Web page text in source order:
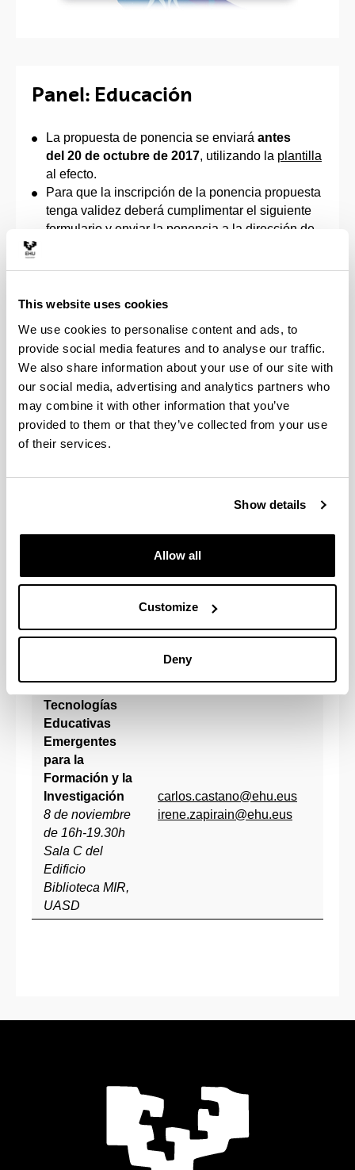
This website uses cookies
We use cookies to personalise content and ads, to
provide social media features and to analyse our traffic.
We also share information about your use of our site with
our social media, advertising and analytics partners who
may combine it with other information that you’ve
provided to them or that they’ve collected from your use
of their services.
Show details
Allow all
Customize
Deny
Panel: Educación
La propuesta de ponencia se enviará antes
del 20 de octubre de 2017, utilizando la plantilla
al efecto.
Para que la inscripción de la ponencia propuesta
tenga validez deberá cumplimentar el siguiente
formulario y enviar la ponencia a la dirección de
Opciones Correo electrónico
Sociedad,
Latinoamérica
9 de noviembre
de 9:30h-13h
Sala C del
elena.bernaras@ehu.eus
irene.zapirain@ehu.eus
Tecnología,
8 de noviembre
Edificio
UASD
irene.zapirain@ehu.eus
Tecnologías
Educativas
Emergentes
para la
Formación y la
Investigación
8 de noviembre
de 16h-19.30h
Sala C del
Edificio
Biblioteca MIR,
UASD
carlos.castano@ehu.eus
irene.zapirain@ehu.eus